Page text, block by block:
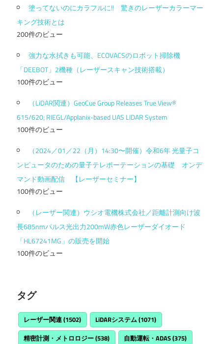
塗ってないのにカラフルに!! 驚きのレーザーカラーマー
キング技術とは
200件のビュー
強力な水拭きも可能、ECOVACSのロボット掃除機
「DEEBOT」2機種（レーザースキャン技術搭載）
100件のビュー
（LiDAR関連）GeoCue Group Releases True View®
615/620; RIEGL/Applanix-based UAS LIDAR System
100件のビュー
（2024／01／22（月）14:30〜開催）令和6年 光量子コ
ンピュータのための量子テレポーテーションの基礎 オンデ
マンド動画配信 【レーザーセミナー】
100件のビュー
（レーザー関連）ウシオ電機株式会社／距離計測向け波
長685nmパルス光出力200mW赤色レーザーダイオード
「HL67241MG」の販売を開始
100件のビュー
タグ
レーザー関連(1502) LiDARシステム(1071)
精密計測・メトロロジー(538) 自動運転・ADAS(375)